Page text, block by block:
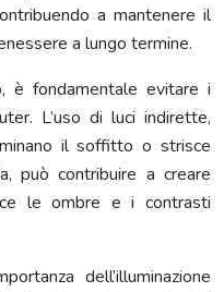
a mantenere il
a lungo termine.
è fondamentale evitare i
L’uso di luci indirette,
il soffitto o strisce
può contribuire a creare
le ombre e i contrasti
dell’illuminazione